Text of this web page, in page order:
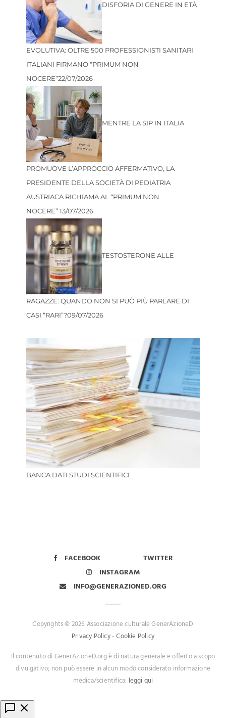
DISFORIA DI GENERE IN ETÀ
EVOLUTIVA: OLTRE 500 PROFESSIONISTI SANITARI
ITALIANI FIRMANO “PRIMUM NON
NOCERE”22/07/2026
MENTRE LA SIP IN ITALIA
PROMUOVE L’APPROCCIO AFFERMATIVO, LA
PRESIDENTE DELLA SOCIETÀ DI PEDIATRIA
AUSTRIACA RICHIAMA AL “PRIMUM NON
NOCERE”13/07/2026
TESTOSTERONE ALLE
RAGAZZE: QUANDO NON SI PUÒ PIÙ PARLARE DI
CASI “RARI”?09/07/2026
BANCA DATI STUDI SCIENTIFICI
FACEBOOK
TWITTER
INSTAGRAM
INFO@GENERAZIONED.ORG
Copyrights © 2026 Associazione culturale GenerAzioneD
Privacy Policy-Cookie Policy
Il contenuto di GenerAzioneD.org è di natura generale e offerto a scopo
divulgativo; non può essere in alcun modo considerato informazione
medica/scientifica: leggi qui